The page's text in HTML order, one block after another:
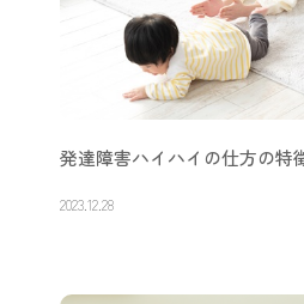
発達障害ハイハイの仕方の特
2023.12.28